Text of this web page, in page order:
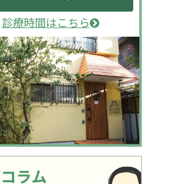
診療時間はこちら